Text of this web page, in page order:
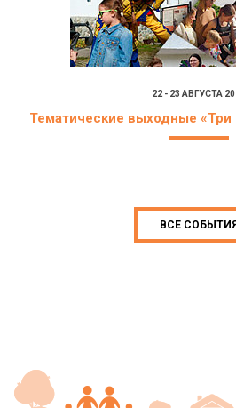
22 - 23 АВГУСТА
Тематические выходные «Три
ВСЕ